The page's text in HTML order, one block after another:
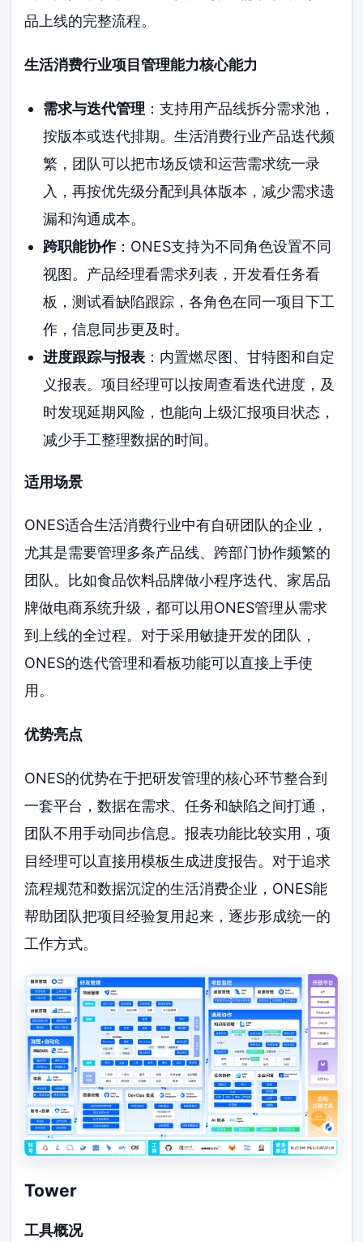
品上线的完整流程。
生活消费行业项目管理能力核心能力
需求与迭代管理 ：支持用产品线拆分需求池，
按版本或迭代排期。生活消费行业产品迭代频
繁，团队可以把市场反馈和运营需求统一录
入，再按优先级分配到具体版本，减少需求遗
漏和沟通成本。
跨职能协作：ONES支持为不同角色设置不同
视图。产品经理看需求列表，开发看任务看
板，测试看缺陷跟踪，各角色在同一项目下工
作，信息同步更及时。
进度跟踪与报表：内置燃尽图、甘特图和自定
义报表。项目经理可以按周查看迭代进度，及
时发现延期风险，也能向上级汇报项目状态，
减少手工整理数据的时间。
适用场景
ONES适合生活消费行业中有自研团队的企业，
尤其是需要管理多条产品线、跨部门协作频繁的
团队。比如食品饮料品牌做小程序迭代、家居品
牌做电商系统升级，都可以用ONES管理从需求
到上线的全过程。对于采用敏捷开发的团队，
ONES的迭代管理和看板功能可以直接上手使
用。
优势亮点
ONES的优势在于把研发管理的核心环节整合到
一套平台，数据在需求、任务和缺陷之间打通，
团队不用手动同步信息。报表功能比较实用，项
目经理可以直接用模板生成进度报告。对于追求
流程规范和数据沉淀的生活消费企业，ONES能
帮助团队把项目经验复用起来，逐步形成统一的
工作方式。
Tower
工具概况